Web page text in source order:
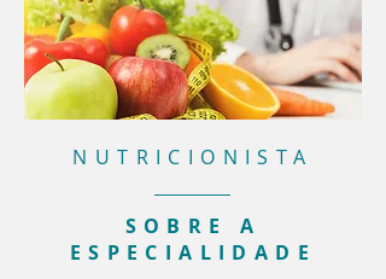
NUTRICIONISTA
SOBRE A
ESPECIALIDADE